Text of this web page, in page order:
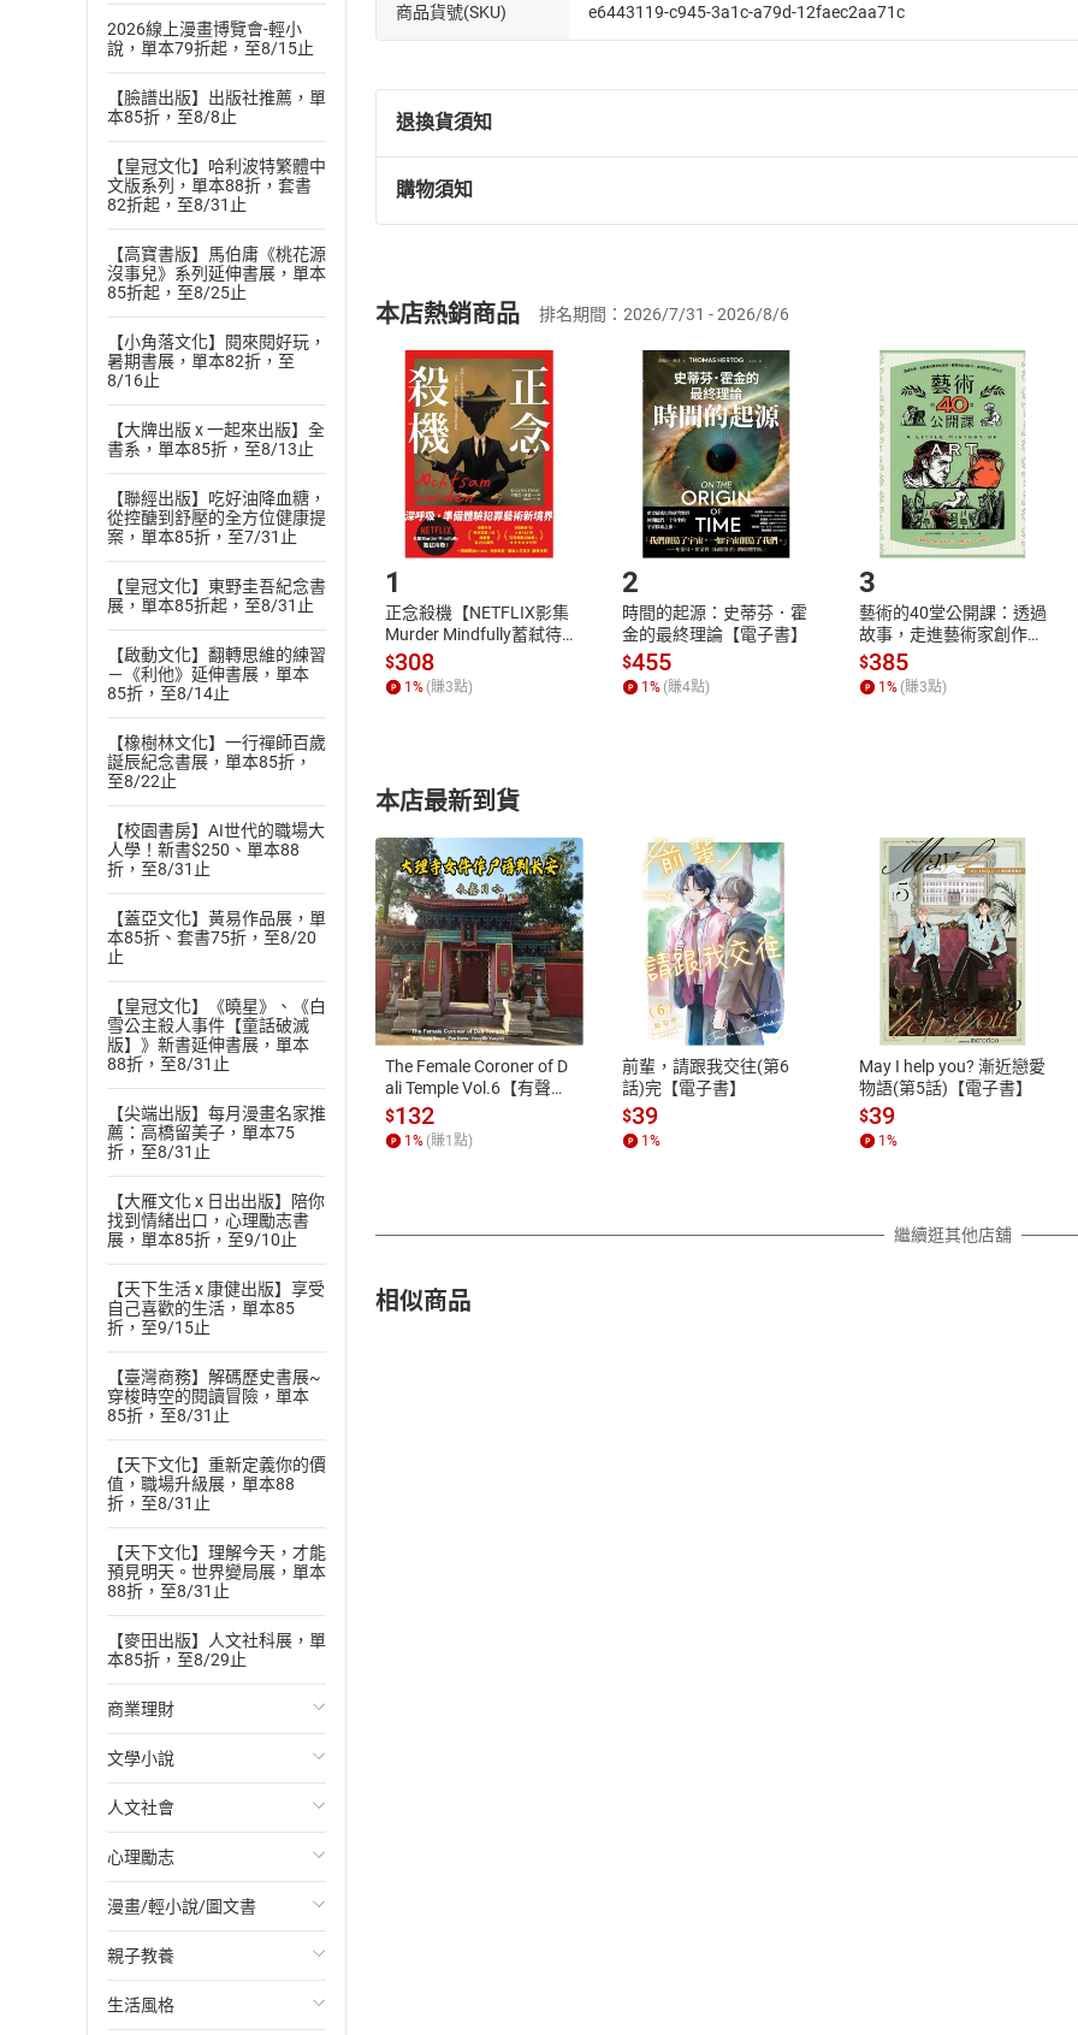
2026線上漫畫博覽會-輕小
說，單本79折起，至8/15止
【臉譜出版】出版社推薦，單
本85折，至8/8止
【皇冠文化】哈利波特繁體中
文版系列，單本88折，套書
82折起，至8/31止
【高寶書版】馬伯庸《桃花源
沒事兒》系列延伸書展，單本
85折起，至8/25止
【小角落文化】閱來閱好玩，
暑期書展，單本82折，至
8/16止
【大牌出版 x 一起來出版】全
書系，單本85折，至8/13止
【聯經出版】吃好油降血糖，
從控醣到舒壓的全方位健康提
案，單本85折，至7/31止
【皇冠文化】東野圭吾紀念書
展，單本85折起，至8/31止
【啟動文化】翻轉思維的練習
－《利他》延伸書展，單本
85折，至8/14止
【橡樹林文化】一行禪師百歲
誕辰紀念書展，單本85折，
至8/22止
【校園書房】AI世代的職場大
人學！新書$250、單本88
折，至8/31止
【蓋亞文化】黃易作品展，單
本85折、套書75折，至8/20
止
【皇冠文化】《曉星》、《白
雪公主殺人事件【童話破滅
版】》新書延伸書展，單本
88折，至8/31止
【尖端出版】每月漫畫名家推
薦：高橋留美子，單本75
折，至8/31止
【大雁文化 x 日出出版】陪你
找到情緒出口，心理勵志書
展，單本85折，至9/10止
【天下生活 x 康健出版】享受
自己喜歡的生活，單本85
折，至9/15止
【臺灣商務】解碼歷史書展~
穿梭時空的閱讀冒險，單本
85折，至8/31止
【天下文化】重新定義你的價
值，職場升級展，單本88
折，至8/31止
【天下文化】理解今天，才能
預見明天。世界變局展，單本
88折，至8/31止
【麥田出版】人文社科展，單
本85折，至8/29止
商業理財
投資理財
經濟/趨勢
財務/金融
管理/領導
職場工作術
成功法
文學小說
歐美文學
日本文學
韓國文學
華文文學
經典文學
人文社會
國際關係
政治
社會科學
台灣/中國歷史
心理勵志
心靈成長/情緒
人際關係
兩性關係
漫畫/輕小說/圖文書
輕小說
奇幻/科幻
親子教養
教育現場
生活風格
商品貨號(SKU) e6443119-c945-3a1c-a79d-12faec2aa71c
退換貨須知
退換貨規定：
(一)依消費者保護法第19條第1項後段暨通訊交易解除權合理例外情事適用
(二)消費者訂購本店鋪之商品即代表知悉本店鋪所銷售之商品為電子書，
且已下載/存取電子書，不得請求退貨退款。
退貨方式：您欲取消訂單或辦理退貨時，請登入樂天市場，並於「我的訂單
貨」，本店鋪將依您的申請進行審核，待審核通過後將為您辦理退款事宜。
請注意，樂天市場須以整筆訂單為單位進行取消/退貨，恕無法以單支商品取
購物須知
挑選商品
Choose
放入購物車
Shopping cart
登入帳號
Login
購書後，如何開始使用？
Step1.選擇閱讀載具 Step2.登入
付款方式
ATM轉帳、信用卡、LINE PAY、AFTEE
退換貨規範
本店是否提供消費者保護法七日猶
之權利，遽消費者保護法及通訊交
除權合理例外情事適用準則，依商
質各有不同規定。詳細退換貨說明
照各商品說明。
本店熱銷商品 排名期間：2026/7/31 - 2026/8/6
1
正念殺機【NETFLIX影集
Murder Mindfully蓄弒待
發】【電子書】
$308
1 % (賺3點)
2
時間的起源：史蒂芬．霍
金的最終理論【電子書】
$455
1 % (賺4點)
3
藝術的40堂公開課：透過
故事，走進藝術家創作現
場，看藝術如何誕生、如
何形塑人類生活【電子
書】
$385
1 % (賺3點)
本店最新到貨
The Female Coroner of D
ali Temple Vol.6【有聲
書】
$132
1 % (賺1 點)
前輩，請跟我交往(第6
話)完【電子書】
$39
1 %
May I help you? 漸近戀愛
物語(第5話)【電子書】
$39
1 %
繼續逛其他店舖
相似商品